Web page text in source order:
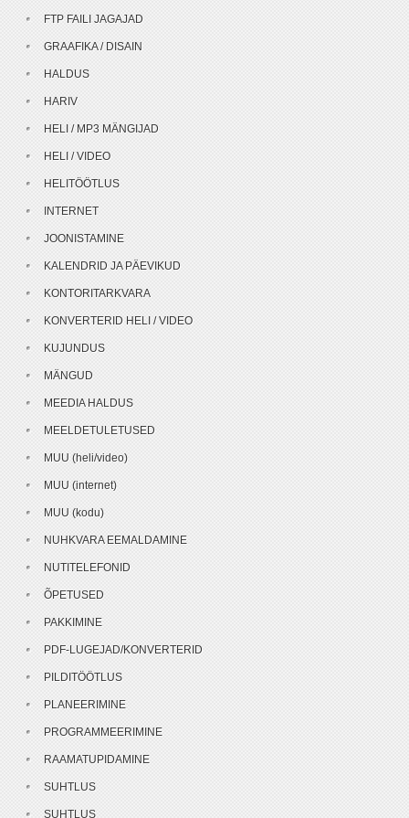
FTP FAILI JAGAJAD
GRAAFIKA / DISAIN
HALDUS
HARIV
HELI / MP3 MÄNGIJAD
HELI / VIDEO
HELITÖÖTLUS
INTERNET
JOONISTAMINE
KALENDRID JA PÄEVIKUD
KONTORITARKVARA
KONVERTERID HELI / VIDEO
KUJUNDUS
MÄNGUD
MEEDIA HALDUS
MEELDETULETUSED
MUU (heli/video)
MUU (internet)
MUU (kodu)
NUHKVARA EEMALDAMINE
NUTITELEFONID
ÕPETUSED
PAKKIMINE
PDF-LUGEJAD/KONVERTERID
PILDITÖÖTLUS
PLANEERIMINE
PROGRAMMEERIMINE
RAAMATUPIDAMINE
SUHTLUS
SUHTLUS